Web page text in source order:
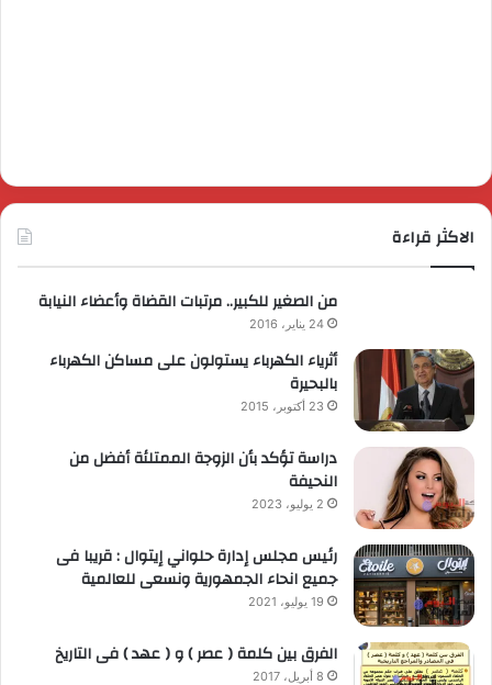
الاكثر قراءة
من الصغير للكبير.. مرتبات القضاة وأعضاء النيابة
24 يناير، 2016
أثرياء الكهرباء يستولون على مساكن الكهرباء
بالبحيرة
23 أكتوبر، 2015
دراسة تؤكد بأن الزوجة الممتلئة أفضل من
النحيفة
2 يوليو، 2023
رئيس مجلس إدارة حلواني إيتوال : قريبا فى
جميع انحاء الجمهورية ونسعى للعالمية
19 يوليو، 2021
الفرق بين كلمة ( عصر ) و ( عهد ) فى التاريخ
8 أبريل، 2017